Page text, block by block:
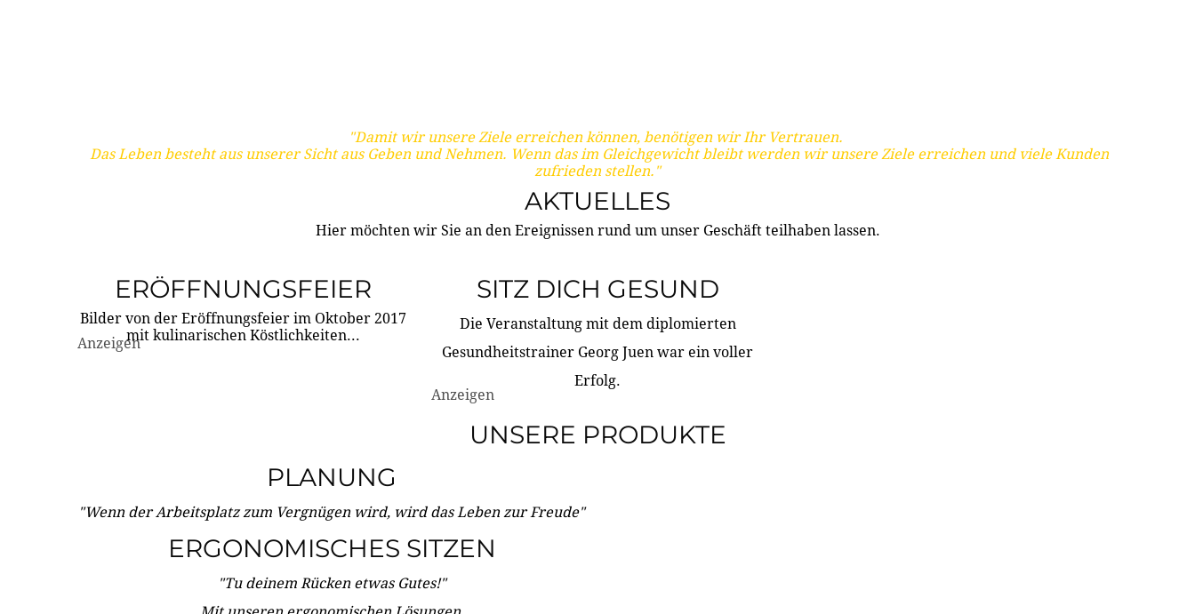
"Damit wir unsere Ziele erreichen können, benötigen wir Ihr Vertrauen.
Das Leben besteht aus unserer Sicht aus Geben und Nehmen. Wenn das im Gleichgewicht bleibt werden wir unsere Ziele erreichen und viele Kunden
zufrieden stellen."
AKTUELLES
Hier möchten wir Sie an den Ereignissen rund um unser Geschäft teilhaben lassen.
ERÖFFNUNGSFEIER
Bilder von der Eröffnungsfeier im Oktober 2017
mit kulinarischen Köstlichkeiten...
Anzeigen
SITZ DICH GESUND
Die Veranstaltung mit dem diplomierten
Gesundheitstrainer Georg Juen war ein voller
Erfolg.
Anzeigen
UNSERE PRODUKTE
PLANUNG
"Wenn der Arbeitsplatz zum Vergnügen wird, wird das Leben zur Freude"
ERGONOMISCHES SITZEN
"Tu deinem Rücken etwas Gutes!"